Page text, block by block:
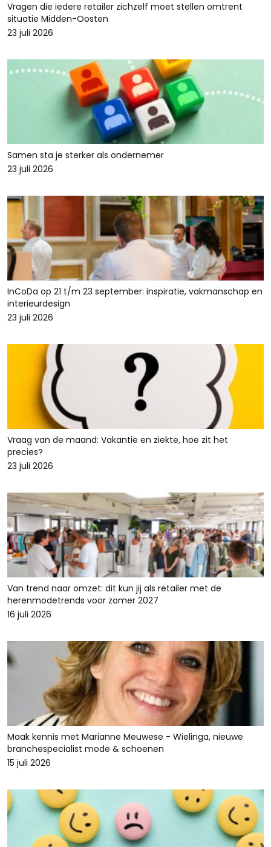
Vragen die iedere retailer zichzelf moet stellen omtrent
situatie Midden-Oosten
23 juli 2026
Samen sta je sterker als ondernemer
23 juli 2026
InCoDa op 21 t/m 23 september: inspiratie, vakmanschap en
interieurdesign
23 juli 2026
Vraag van de maand: Vakantie en ziekte, hoe zit het
precies?
23 juli 2026
Van trend naar omzet: dit kun jij als retailer met de
herenmodetrends voor zomer 2027
16 juli 2026
Maak kennis met Marianne Meuwese - Wielinga, nieuwe
branchespecialist mode & schoenen
15 juli 2026